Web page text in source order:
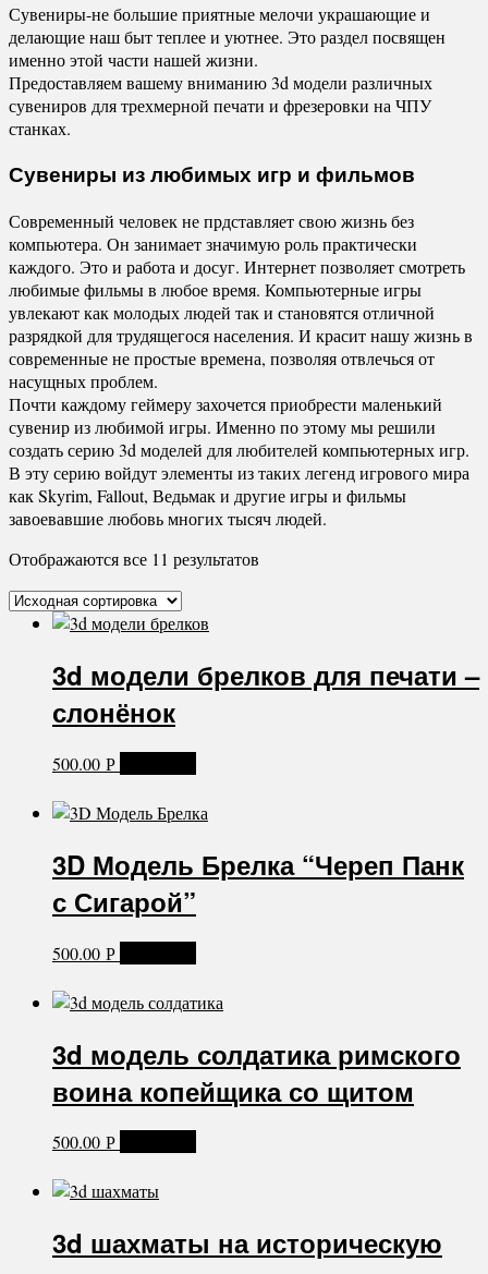
Сувениры-не большие приятные мелочи украшающие и
делающие наш быт теплее и уютнее. Это раздел посвящен
именно этой части нашей жизни.
Предоставляем вашему вниманию 3d модели различных
сувениров для трехмерной печати и фрезеровки на ЧПУ
станках.
Сувениры из любимых игр и фильмов
Современный человек не прдставляет свою жизнь без
компьютера. Он занимает значимую роль практически
каждого. Это и работа и досуг. Интернет позволяет смотреть
любимые фильмы в любое время. Компьютерные игры
увлекают как молодых людей так и становятся отличной
разрядкой для трудящегося населения. И красит нашу жизнь в
современные не простые времена, позволяя отвлечься от
насущных проблем.
Почти каждому геймеру захочется приобрести маленький
сувенир из любимой игры. Именно по этому мы решили
создать серию 3d моделей для любителей компьютерных игр.
В эту серию войдут элементы из таких легенд игрового мира
как Skyrim, Fallout, Ведьмак и другие игры и фильмы
завоевавшие любовь многих тысяч людей.
Отображаются все 11 результатов
3d модели брелков для печати –
слонёнок
500.00 Р
3D Модель Брелка “Череп Панк
с Сигарой”
500.00 Р
3d модель солдатика римского
воина копейщика со щитом
500.00 Р
3d шахматы на историческую